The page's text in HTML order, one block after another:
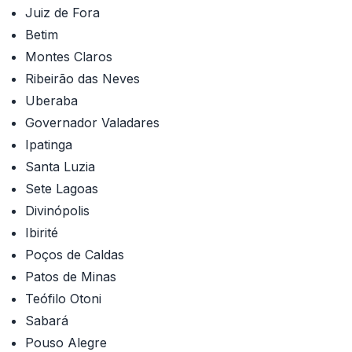
Juiz de Fora
Betim
Montes Claros
Ribeirão das Neves
Uberaba
Governador Valadares
Ipatinga
Santa Luzia
Sete Lagoas
Divinópolis
Ibirité
Poços de Caldas
Patos de Minas
Teófilo Otoni
Sabará
Pouso Alegre